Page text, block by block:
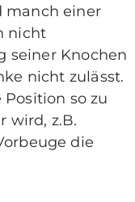
manch einer
nicht
seiner Knochen
nicht zulässt.
so zu
wird, z.B.
die